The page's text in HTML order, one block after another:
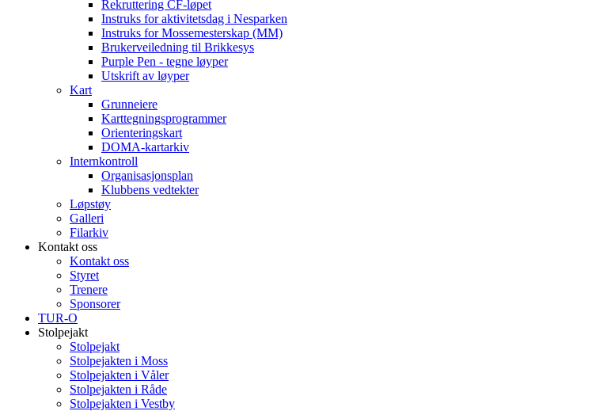
Rekruttering CF-løpet
Instruks for aktivitetsdag i Nesparken
Instruks for Mossemesterskap (MM)
Brukerveiledning til Brikkesys
Purple Pen - tegne løyper
Utskrift av løyper
Kart
Grunneiere
Karttegningsprogrammer
Orienteringskart
DOMA-kartarkiv
Internkontroll
Organisasjonsplan
Klubbens vedtekter
Løpstøy
Galleri
Filarkiv
Kontakt oss
Kontakt oss
Styret
Trenere
Sponsorer
TUR-O
Stolpejakt
Stolpejakt
Stolpejakten i Moss
Stolpejakten i Våler
Stolpejakten i Råde
Stolpejakten i Vestby